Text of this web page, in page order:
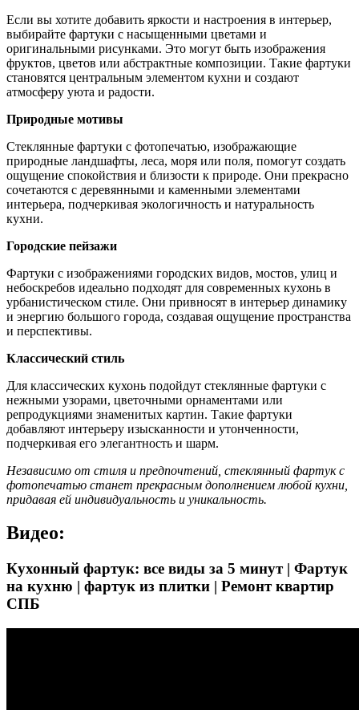
Если вы хотите добавить яркости и настроения в интерьер,
выбирайте фартуки с насыщенными цветами и
оригинальными рисунками. Это могут быть изображения
фруктов, цветов или абстрактные композиции. Такие фартуки
становятся центральным элементом кухни и создают
атмосферу уюта и радости.
Природные мотивы
Стеклянные фартуки с фотопечатью, изображающие
природные ландшафты, леса, моря или поля, помогут создать
ощущение спокойствия и близости к природе. Они прекрасно
сочетаются с деревянными и каменными элементами
интерьера, подчеркивая экологичность и натуральность
кухни.
Городские пейзажи
Фартуки с изображениями городских видов, мостов, улиц и
небоскребов идеально подходят для современных кухонь в
урбанистическом стиле. Они привносят в интерьер динамику
и энергию большого города, создавая ощущение пространства
и перспективы.
Классический стиль
Для классических кухонь подойдут стеклянные фартуки с
нежными узорами, цветочными орнаментами или
репродукциями знаменитых картин. Такие фартуки
добавляют интерьеру изысканности и утонченности,
подчеркивая его элегантность и шарм.
Независимо от стиля и предпочтений, стеклянный фартук с
фотопечатью станет прекрасным дополнением любой кухни,
придавая ей индивидуальность и уникальность.
Видео:
Кухонный фартук: все виды за 5 минут | Фартук
на кухню | фартук из плитки | Ремонт квартир
СПБ